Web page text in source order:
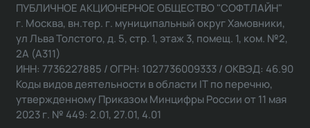
ПУБЛИЧНОЕ АКЦИОНЕРНОЕ ОБЩЕСТВО "СОФТЛАЙН"
г. Москва, вн.тер. г. муниципальный округ Хамовники,
ул Льва Толстого, д. 5, стр. 1, этаж 3, помещ. 1, ком. №2,
2А (А311)
ИНН: 7736227885 / ОГРН: 1027736009333 / ОКВЭД: 46.90
Коды видов деятельности в области IT по перечню,
утвержденному Приказом Минцифры России от 11 мая
2023 г. № 449: 2.01, 27.01, 4.01